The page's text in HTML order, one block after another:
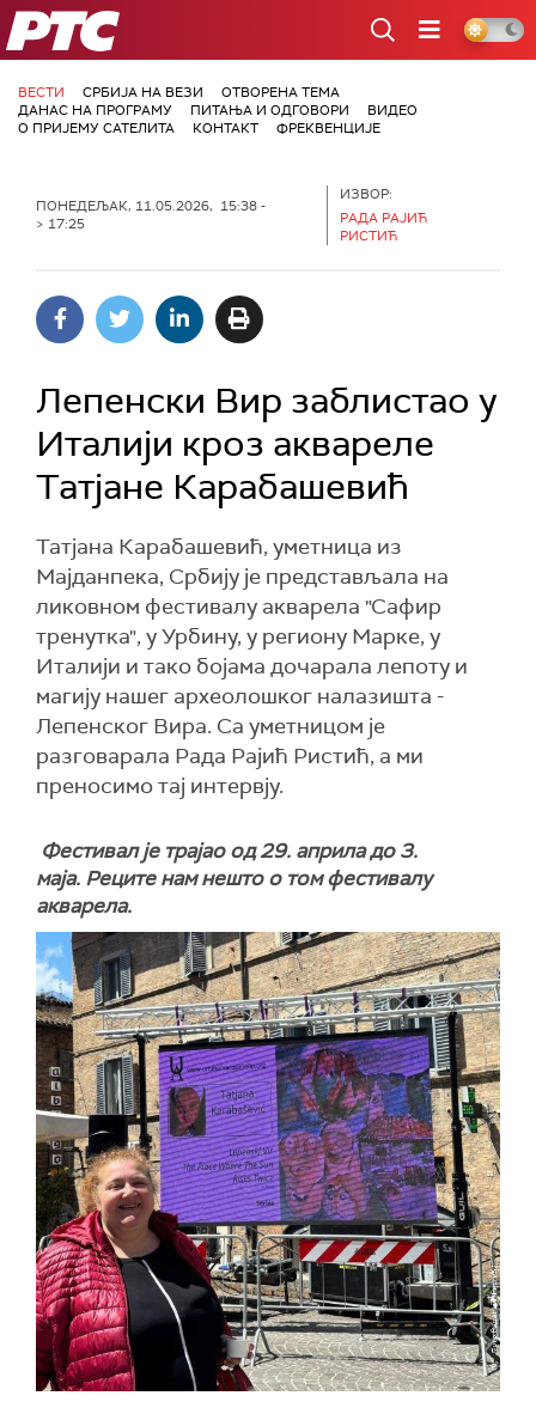
РТС
ВЕСТИ СРБИЈА НА ВЕЗИ
ОТВОРЕНА ТЕМА
ДАНАС НА ПРОГРАМУ
ПИТАЊА И ОДГОВОРИ
ВИДЕО
О ПРИЈЕМУ САТЕЛИТА
КОНТАКТ ФРЕКВЕНЦИЈЕ
ПОНЕДЕЉАК, 11.05.2026, 15:38 -
> 17:25
ИЗВОР:
РАДА РАЈИЋ
РИСТИЋ
Лепенски Вир заблистао у
Италији кроз аквареле
Татјане Карабашевић
Татјана Карабашевић, уметница из
Мајданпека, Србију је представљала на
ликовном фестивалу акварела "Сафир
тренутка", у Урбину, у региону Марке, у
Италији и тако бојама дочарала лепоту и
магију нашег археолошког налазишта -
Лепенског Вира. Са уметницом је
разговарала Рада Рајић Ристић, а ми
преносимо тај интервју.
Фестивал је трајао од 29. априла до 3.
маја. Реците нам нешто о том фестивалу
акварела.